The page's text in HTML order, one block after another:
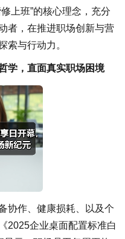
上班”的核心理念，充分
者，在推进职场创新与营
索与行动力。
学，直面真实职场困境
协作、健康损耗、以及个
2025企业桌面配置标准白